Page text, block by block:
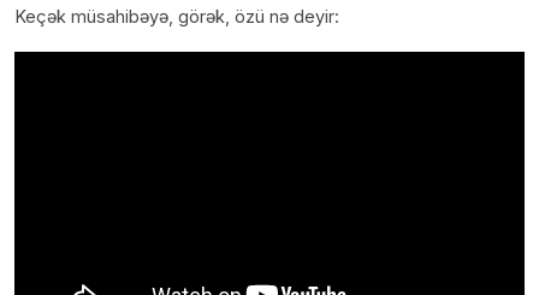
Keçək müsahibəyə, görək, özü nə deyir: